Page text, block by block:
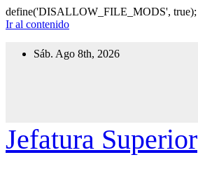
define('DISALLOW_FILE_MODS', true);
Ir al contenido
Sáb. Ago 8th, 2026
Jefatura Superior